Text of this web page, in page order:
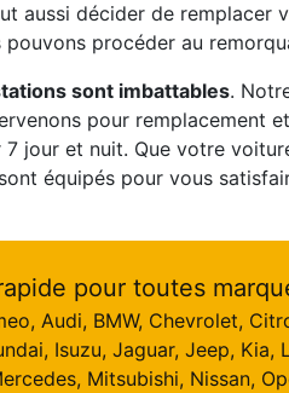
aussi décider de
pouvons procéder au
sont imbattables.
pour remplacement et
7 jour et nuit. Que votre
équipés pour vous
pour toutes
Audi, BMW, Chevrolet,
Isuzu, Jaguar, Jeep, Kia,
Mitsubishi, Nissan,